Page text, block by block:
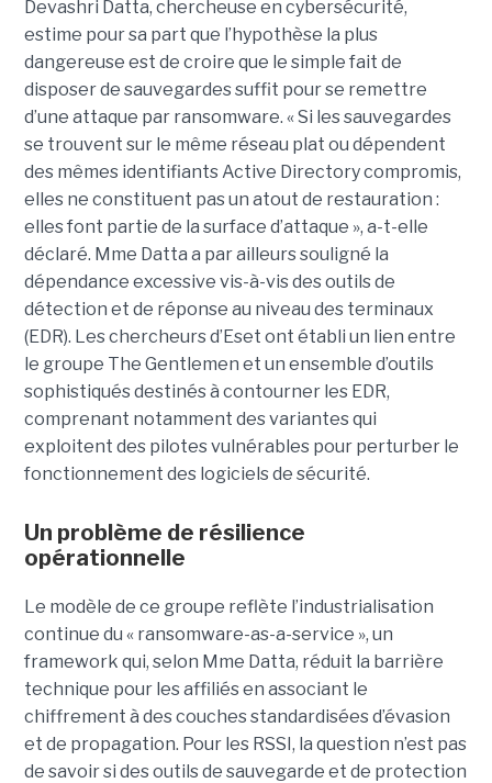
Devashri Datta, chercheuse en cybersécurité,
estime pour sa part que l’hypothèse la plus
dangereuse est de croire que le simple fait de
disposer de sauvegardes suffit pour se remettre
d’une attaque par ransomware. « Si les sauvegardes
se trouvent sur le même réseau plat ou dépendent
des mêmes identifiants Active Directory compromis,
elles ne constituent pas un atout de restauration :
elles font partie de la surface d’attaque », a-t-elle
déclaré. Mme Datta a par ailleurs souligné la
dépendance excessive vis-à-vis des outils de
détection et de réponse au niveau des terminaux
(EDR). Les chercheurs d’Eset ont établi un lien entre
le groupe The Gentlemen et un ensemble d’outils
sophistiqués destinés à contourner les EDR,
comprenant notamment des variantes qui
exploitent des pilotes vulnérables pour perturber le
fonctionnement des logiciels de sécurité.
Un problème de résilience
opérationnelle
Le modèle de ce groupe reflète l’industrialisation
continue du « ransomware-as-a-service », un
framework qui, selon Mme Datta, réduit la barrière
technique pour les affiliés en associant le
chiffrement à des couches standardisées d’évasion
et de propagation. Pour les RSSI, la question n’est pas
de savoir si des outils de sauvegarde et de protection